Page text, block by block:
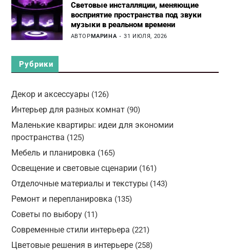
Световые инсталляции, меняющие
восприятие пространства под звуки
музыки в реальном времени
АВТОР МАРИНА 31 ИЮЛЯ, 2026
Рубрики
Декор и аксессуары (126)
Интерьер для разных комнат(90)
Маленькие квартиры: идеи для экономии
пространства (125)
Мебель и планировка (165)
Освещение и световые сценарии (161)
Отделочные материалы и текстуры (143)
Ремонт и перепланировка (135)
Советы по выбору(11)
Современные стили интерьера (221)
Цветовые решения в интерьере(258)